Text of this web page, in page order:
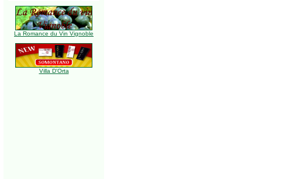
La Romance du Vin Vignoble
Villa D'Orta